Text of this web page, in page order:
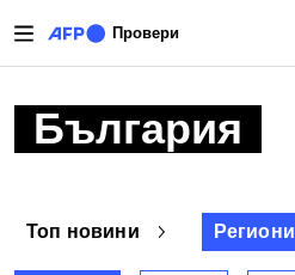
Провери
България
Топ новини Региони